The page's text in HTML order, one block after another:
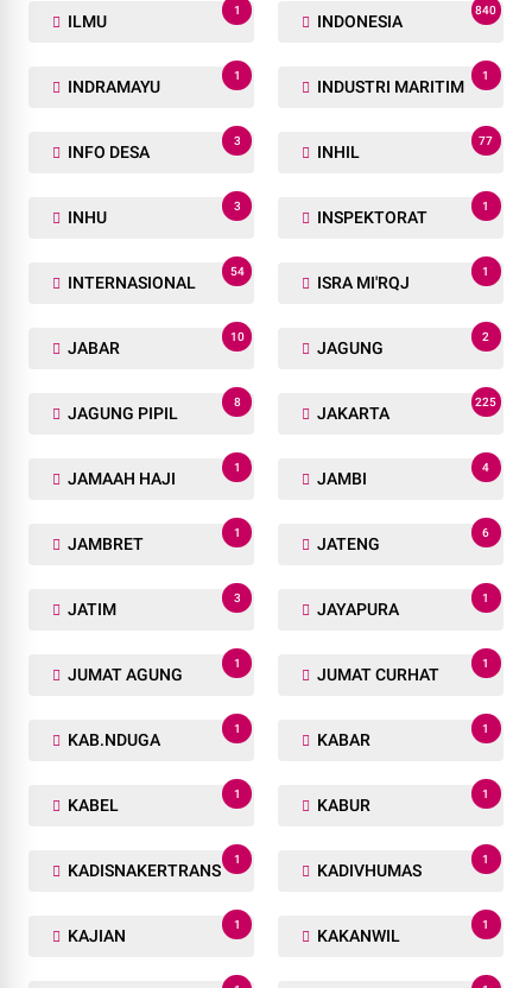
ILMU
1
INDONESIA
840
INDRAMAYU
1
INDUSTRI MARITIM
1
INFO DESA
3
INHIL
77
INHU
3
INSPEKTORAT
1
INTERNASIONAL
54
ISRA MI'RQJ
1
JABAR
10
JAGUNG
2
JAGUNG PIPIL
8
JAKARTA
225
JAMAAH HAJI
1
JAMBI
4
JAMBRET
1
JATENG
6
JATIM
3
JAYAPURA
1
JUMAT AGUNG
1
JUMAT CURHAT
1
KAB.NDUGA
1
KABAR
1
KABEL
1
KABUR
1
KADISNAKERTRANS
1
KADIVHUMAS
1
KAJIAN
1
KAKANWIL
1